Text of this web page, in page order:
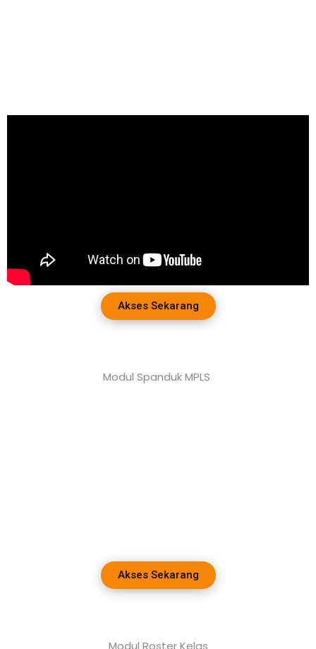
Akses Sekarang
Modul Spanduk MPLS
Akses Sekarang
Modul Roster Kelas